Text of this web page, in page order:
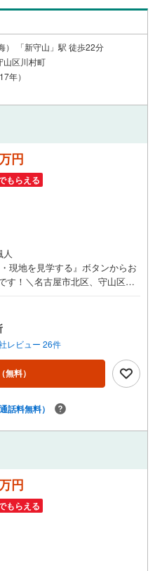
、住宅ローンなどの資金面やリ
お住まいに関するどんなこと
い。
） 「新守山」駅 徒歩22分
山区川村町
年）
円
もらえる
現地を見学する』ボタンからお
す！＼名古屋市北区、守山区ご
多くいただいている不動産仲
る立地環境はもちろん、過去
現地の生の声をもとに住戸環
お住まい探しの方へ/弊社では
日にお住まい探しをされるお客
います。＼お仕事で忙しい方へ/
外でのご内覧もご対応いたしま
ているので、名古屋市全域や、
が可能です！ 【大曽根営業
線「大曽根」駅徒歩1分○お子
り○定休日ございません
レビュー 26件
（無料）
通話料無料）
円
もらえる